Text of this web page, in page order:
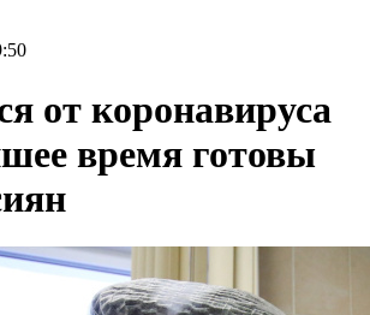
от коронавируса
время готовы